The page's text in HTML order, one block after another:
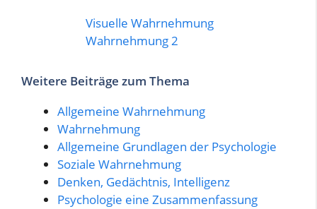
Visuelle Wahrnehmung
Wahrnehmung 2
Weitere Beiträge zum Thema
Allgemeine Wahrnehmung
Wahrnehmung
Allgemeine Grundlagen der Psychologie
Soziale Wahrnehmung
Denken, Gedächtnis, Intelligenz
Psychologie eine Zusammenfassung